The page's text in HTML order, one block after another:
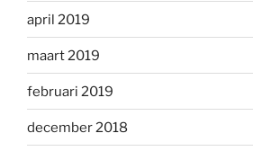
april 2019
maart 2019
februari 2019
december 2018